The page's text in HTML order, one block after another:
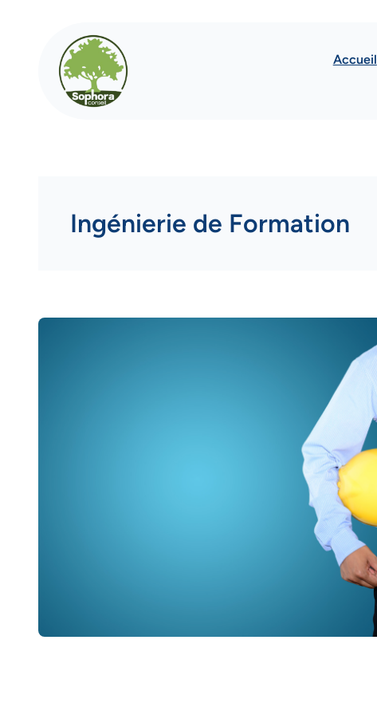
contenu
Accueil
Ingénierie de Formation